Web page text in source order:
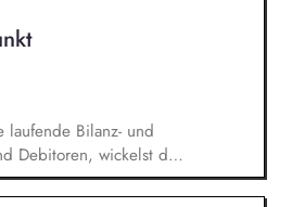
laufende Bilanz- und
Debitoren, wickelst den
sowie im Steuer-